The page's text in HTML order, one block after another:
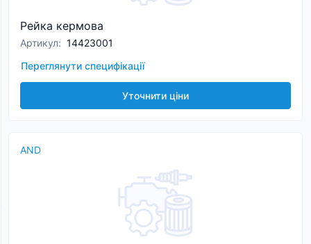
Рейка кермова
Артикул: 14423001
Переглянути специфікації
Уточнити ціни
AND